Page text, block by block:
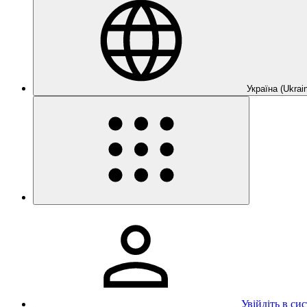
Україна
Увійдіть в